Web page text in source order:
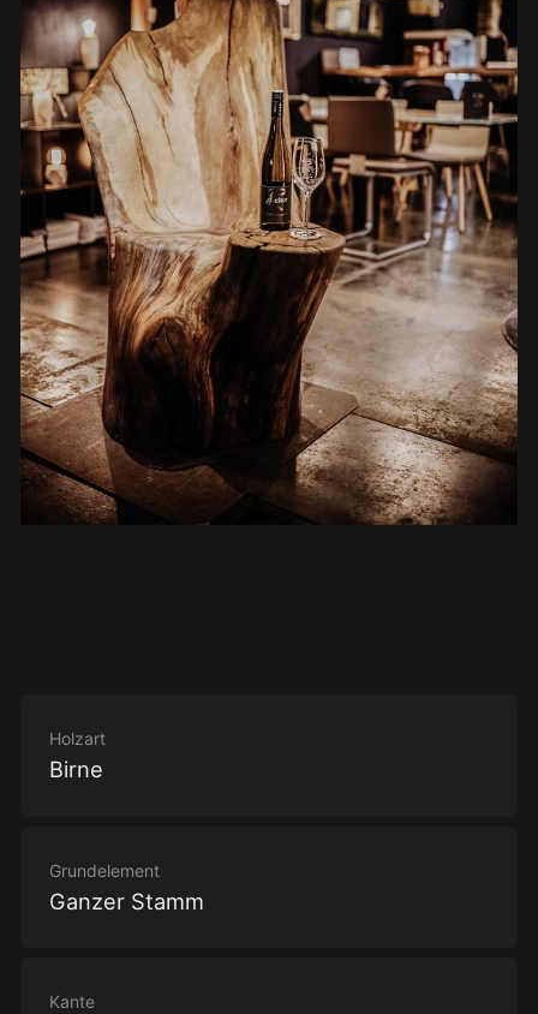
Holzart
Birne
Grundelement
Ganzer Stamm
Kante